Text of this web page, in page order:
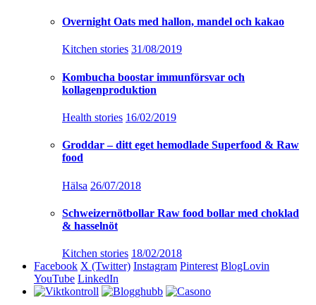
Overnight Oats med hallon, mandel och kakao
Kitchen stories 31/08/2019
Kombucha boostar immunförsvar och
kollagenproduktion
Health stories 16/02/2019
Groddar – ditt eget hemodlade Superfood & Raw
food
Hälsa 26/07/2018
Schweizernötbollar Raw food bollar med choklad
& hasselnöt
Kitchen stories 18/02/2018
Facebook X (Twitter) Instagram Pinterest BlogLovin
YouTube LinkedIn